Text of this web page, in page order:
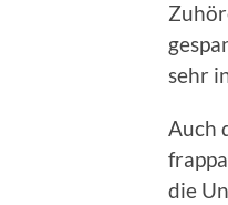
sehr
Auch
die